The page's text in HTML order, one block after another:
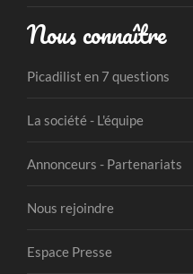
Nous connaître
Picadilist en 7 questions
La société - L'équipe
Annonceurs - Partenariats
Nous rejoindre
Espace Presse